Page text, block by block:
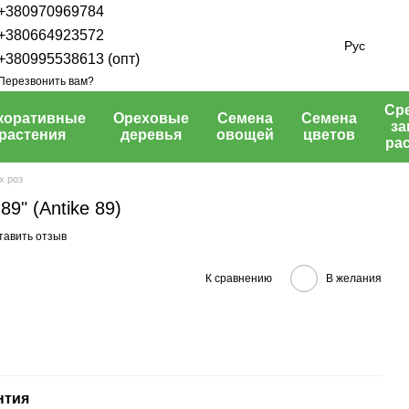
(опт)
вам?
Рус
растения
Ореховые
деревья
Семена
овощей
Семена
цветов
роз
(Antike 89)
отзыв
К сравнению В желания